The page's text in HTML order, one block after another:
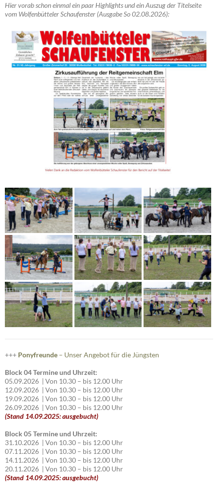
Hier vorab schon einmal ein paar Highlights und ein Auszug der Titelseite
vom Wolfenbütteler Schaufenster (Ausgabe So 02.08.2026):
+++ Ponyfreunde – Unser Angebot für die Jüngsten
Block 04 Termine und Uhrzeit:
05.09.2026 | Von 10.30 – bis 12.00 Uhr
12.09.2026 | Von 10.30 – bis 12.00 Uhr
19.09.2026 | Von 10.30 – bis 12.00 Uhr
26.09.2026 | Von 10.30 – bis 12.00 Uhr
(Stand 14.09.2025: ausgebucht)
Block 05 Termine und Uhrzeit:
31.10.2026 | Von 10.30 – bis 12.00 Uhr
07.11.2026 | Von 10.30 – bis 12.00 Uhr
14.11.2026 | Von 10.30 – bis 12.00 Uhr
20.11.2026 | Von 10.30 – bis 12.00 Uhr
(Stand 14.09.2025: ausgebucht)